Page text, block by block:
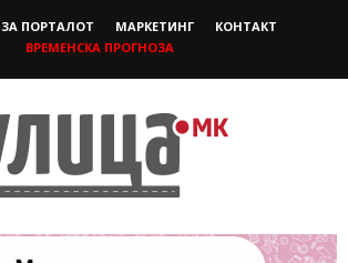
ЗА ПОРТАЛОТ МАРКЕТИНГ
КОНТАКТ
ВРЕМЕНСКА ПРОГНОЗА